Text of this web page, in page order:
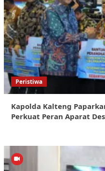
Peristiwa
Kapolda Kalteng
Perkuat Peran Aparat